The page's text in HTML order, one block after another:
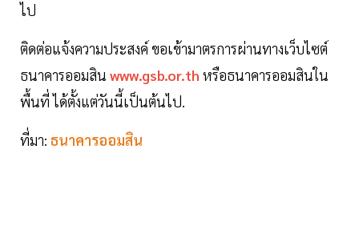
ไป
ติดต่อแจ้งความประสงค์ ขอเข้ามาตรการผ่านทางเว็บไซต์
ธนาคารออมสิน www.gsb.or.th หรือธนาคารออมสินใน
พื้นที่ ได้ตั้งแต่วันนี้เป็นต้นไป.
ที่มา: ธนาคารออมสิน